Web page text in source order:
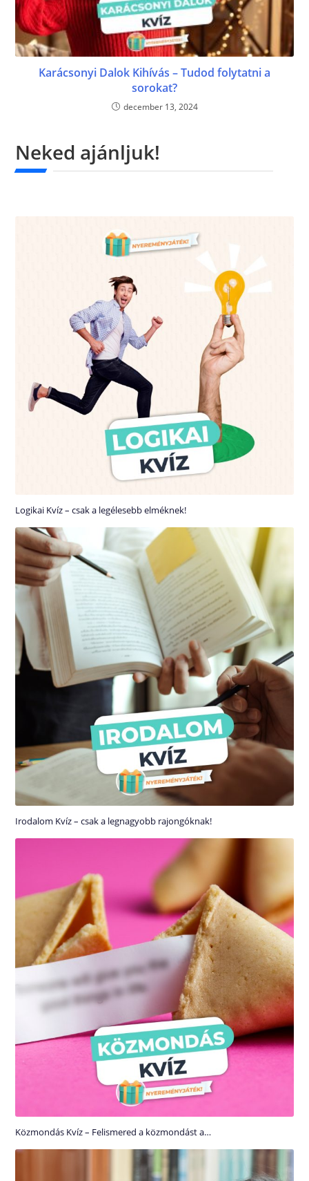
Karácsonyi Dalok Kihívás – Tudod folytatni a
sorokat?
december 13, 2024
Neked ajánljuk!
Logikai Kvíz – csak a legélesebb elméknek!
Irodalom Kvíz – csak a legnagyobb rajongóknak!
Közmondás Kvíz – Felismered a közmondást a…